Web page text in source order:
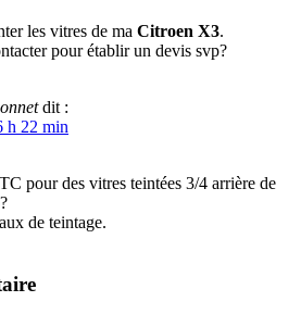
les vitres de ma Citroen X3.
pour établir un devis svp?
dit :
h 22 min
pour des vitres teintées 3/4 arrière de
?
de teintage.